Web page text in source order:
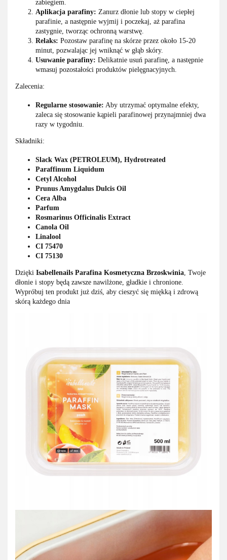
zabiegiem.
Aplikacja parafiny: Zanurz dłonie lub stopy w ciepłej
parafinie, a następnie wyjmij i poczekaj, aż parafina
zastygnie, tworząc ochronną warstwę.
Relaks: Pozostaw parafinę na skórze przez około 15-20
minut, pozwalając jej wniknąć w głąb skóry.
Usuwanie parafiny: Delikatnie usuń parafinę, a następnie
wmasuj pozostałości produktów pielęgnacyjnych.
Zalecenia:
Regularne stosowanie: Aby utrzymać optymalne efekty,
zaleca się stosowanie kąpieli parafinowej przynajmniej dwa
razy w tygodniu.
Składniki:
Slack Wax (PETROLEUM), Hydrotreated
Paraffinum Liquidum
Cetyl Alcohol
Prunus Amygdalus Dulcis Oil
Cera Alba
Parfum
Rosmarinus Officinalis Extract
Canola Oil
Linalool
CI 75470
CI 75130
Dzięki Isabellenails Parafina Kosmetyczna Brzoskwinia, Twoje
dłonie i stopy będą zawsze nawilżone, gładkie i chronione.
Wypróbuj ten produkt już dziś, aby cieszyć się miękką i zdrową
skórą każdego dnia